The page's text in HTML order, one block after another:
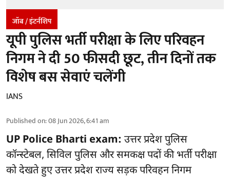
जॉब / इंटर्नशिप
यूपी पुलिस भर्ती परीक्षा के लिए परिवहन
निगम ने दी 50 फीसदी छूट, तीन दिनों तक
विशेष बस सेवाएं चलेंगी
IANS
Published on:08 Jun 2026, 6:41 am
UP Police Bharti exam: उत्तर प्रदेश पुलिस
कॉन्स्टेबल, सिविल पुलिस और समकक्ष पदों की भर्ती परीक्षा
को देखते हुए उत्तर प्रदेश राज्य सड़क परिवहन निगम